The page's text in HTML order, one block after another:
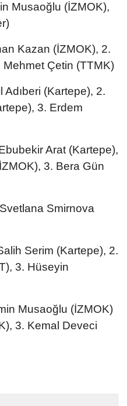
Musaoğlu (İZMOK),
Kazan (İZMOK), 2.
Çetin (TTMK)
(Kartepe), 2.
3. Erdem
Arat (Kartepe),
3. Bera Gün
Smirnova
Serim (Kartepe), 2.
3. Hüseyin
Musaoğlu (İZMOK)
3. Kemal Deveci